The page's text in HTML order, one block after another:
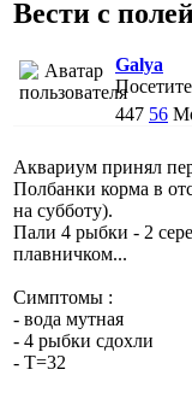
Вести с
Galya
447 56
Аквариум принял
Полбанки корма в
на субботу).
Пали 4 рыбки - 2
плавничком...
Симптомы :
- вода мутная
- 4 рыбки сдохли
- Т=32